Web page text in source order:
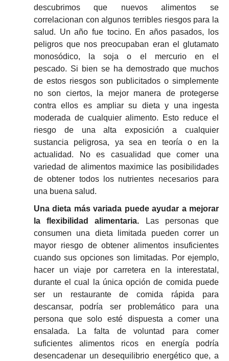
descubrimos que nuevos alimentos se
correlacionan con algunos terribles riesgos para la
salud. Un año fue tocino. En años pasados, los
peligros que nos preocupaban eran el glutamato
monosódico, la soja o el mercurio en el
pescado. Si bien se ha demostrado que muchos
de estos riesgos son publicitados o simplemente
no son ciertos, la mejor manera de protegerse
contra ellos es ampliar su dieta y una ingesta
moderada de cualquier alimento. Esto reduce el
riesgo de una alta exposición a cualquier
sustancia peligrosa, ya sea en teoría o en la
actualidad.
No es casualidad que comer una
variedad de alimentos maximice las posibilidades
de obtener todos los nutrientes necesarios para
una buena salud.
Una dieta más variada puede ayudar a mejorar
la flexibilidad alimentaria.
Las personas que
consumen una dieta limitada pueden correr un
mayor riesgo de obtener alimentos insuficientes
cuando sus opciones son limitadas. Por ejemplo,
hacer un viaje por carretera en la interestatal,
durante el cual la única opción de comida puede
ser un restaurante de comida rápida para
descansar, podría ser problemático para una
persona que solo esté dispuesta a comer una
ensalada.
La falta de voluntad para comer
suficientes alimentos ricos en energía podría
desencadenar un desequilibrio energético que, a